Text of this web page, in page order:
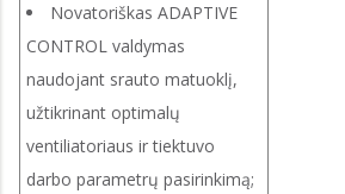
Novatoriškas ADAPTIVE
CONTROL valdymas
naudojant srauto matuoklį,
užtikrinant optimalų
ventiliatoriaus ir tiektuvo
darbo parametrų pasirinkimą;